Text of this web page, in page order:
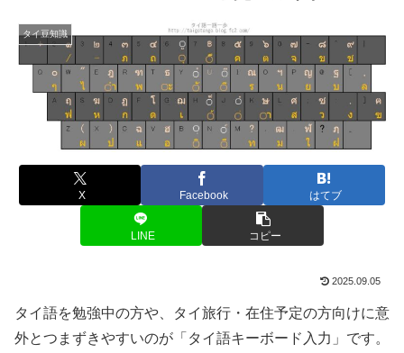
タイ豆知識
X Facebook はてブ
LINE コピー
2025.09.05
タイ語を勉強中の方や、タイ旅行・在住予定の方向けに意
外とつまずきやすいのが「タイ語キーボード入力」です。